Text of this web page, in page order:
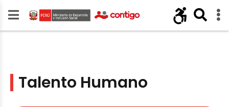
Talento Humano